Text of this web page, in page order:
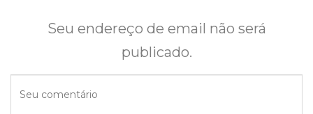
Seu endereço de email não será
publicado.